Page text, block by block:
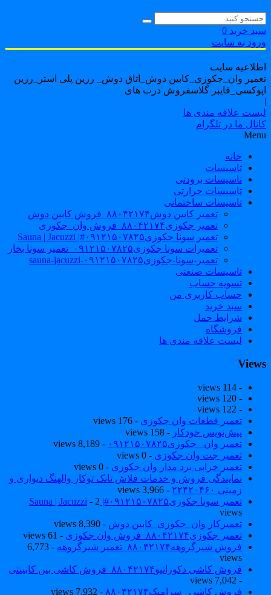
خرید 0
به سایت
سایت
وان_جکوزی_کابین دوش_اتاق دوش_ رزین پلی استر_رزین
گلاسفروش درب های فرنگی رزین
علاقه مندی ها
ما در تلگرام
خانه
تاسیسات
تاسیسات برودتی
تاسیسات حرارتی
تاسیسات ساختمانی
تعمیر کابین دوش۸۸۰۴۲۱۷۴_فروش کابین دوش
تعمیر جکوزی۸۸۰۴۲۱۷۴_فروش وان_جکوزی
تعمیر سونا جکوزی۰۹۱۲۱۵۰۷۸۲۵#| Sauna | Jacuzzi
تعمیرات سونا جکوزی۰۹۱۲۱۵۰۷۸۲۵_تعمیر سونا بخار
تعمیر-سونا-جکوزی۰۹۱۲۱۵۰۷۸۲۵-sauna-jacuzzi
تاسیسات صنعتی
تسویه حساب
حساب کاربری من
سبد خرید
شرایط حمل
فروشگاه
لیست علاقه مندی ها
- 114 views
- 120 views
- 122 views
تعمیر قطعات وان جکوزی - 176 views
پیش‌نویس خودکار- 158 views
تعمیر وان _جکوزی۰۹۱۲۱۵۰۷۸۲۵
- 8,189 views
تعمیر جت وان جکوزی - 0 views
تعمیر خرابی برد مدار وان جکوزی - 0 views
نمایندگی فروش و خدمات فلاش تانک توکار والهنگ دیواری و
زمینی ۲۲۴۲۰۴۶۰
- 3,966 views
تعمیر سونا جکوزی۰۹۱۲۱۵۰۷۸۲۵#| Sauna | Jacuzzi
- 2
views
تعمیرکار وان_جکوزی_کابین دوش- 8,390 views
تعمیر جکوزی۸۸۰۴۲۱۷۴_فروش وان جکوزی
- 61 views
فروش شیرگروهه۸۸۰۴۲۱۷۴_تعمیر شیرگروهه
- 6,773
views
فروش کاشی دکوراتیو۸۸۰۴۲۱۷۴_فروش کاشی بین کابینتی
فروش کاشی _سرامیک۸۸۰۴۲۱۷۴
- 7,932 views